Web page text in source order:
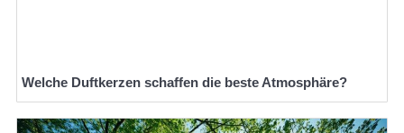
Welche Duftkerzen schaffen die beste Atmosphäre?